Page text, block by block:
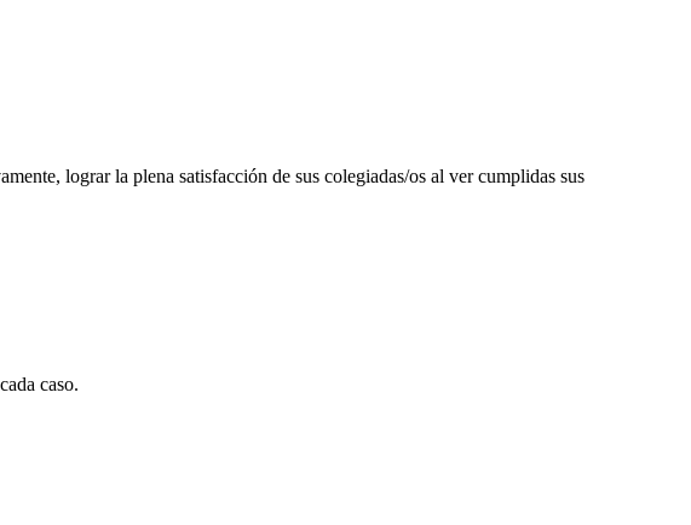
lograr la plena satisfacción de sus colegiadas/os al ver cumplidas sus
caso.